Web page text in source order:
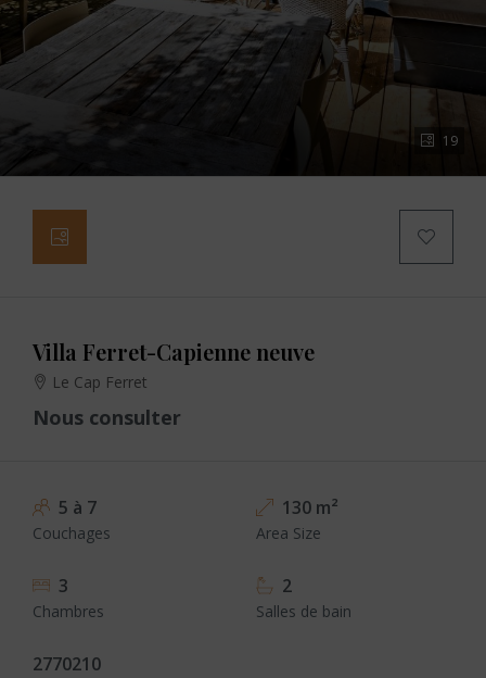
19
Villa Ferret-Capienne neuve
Le Cap Ferret
Nous consulter
5 à 7
Couchages
130 m²
Area Size
3
Chambres
2
Salles de bain
2770210